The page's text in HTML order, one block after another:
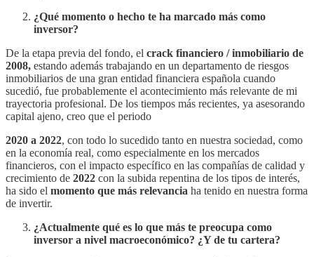
¿Qué momento o hecho te ha marcado más como
inversor?
De la etapa previa del fondo, el crack financiero / inmobiliario de
2008, estando además trabajando en un departamento de riesgos
inmobiliarios de una gran entidad financiera española cuando
sucedió, fue probablemente el acontecimiento más relevante de mi
trayectoria profesional. De los tiempos más recientes, ya asesorando
capital ajeno, creo que el periodo
2020 a 2022, con todo lo sucedido tanto en nuestra sociedad, como
en la economía real, como especialmente en los mercados
financieros, con el impacto específico en las compañías de calidad y
crecimiento de 2022 con la subida repentina de los tipos de interés,
ha sido el momento que más relevancia ha tenido en nuestra forma
de invertir.
¿Actualmente qué es lo que más te preocupa como
inversor a nivel macroeconómico? ¿Y de tu cartera?